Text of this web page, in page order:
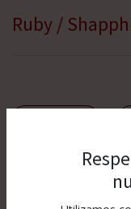
Ruby /